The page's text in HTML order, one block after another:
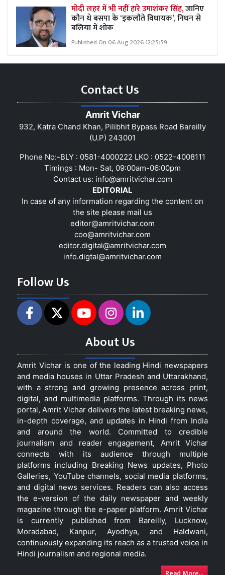
मोदी लहर में भी नहीं हारे उमाशंकर सिंह,जानिए
कौन थे बसपा के ‘इकलौते विधायक’, निधन से
बलिया में शोक
Published On 06 Aug 2026 12:25:59
Contact Us
Amrit Vichar
932, Katra Chand Khan, Pilibhit Bypass Road Bareilly
(U.P) 243001
Phone No:-BLY : 0581-4000222 LKO : 0522-4008111
Timings : Mon- Sat, 09:00am-06:00pm
Contact us: info@amritvichar.com
EDITORIAL
In case of any information regarding the content on
the site please mail us
editor@amritvichar.com
coo@amritvichar.com
editor.digital@amritvichar.com
info.digtal@amritvichar.com
Follow Us
About Us
Amrit Vichar is one of the leading Hindi newspapers
and media houses in Uttar Pradesh and Uttarakhand,
with a strong and growing presence across print,
digital, and multimedia platforms. Through its news
portal, Amrit Vichar delivers the latest breaking news,
in-depth coverage, and updates in Hindi from India
and around the world. Committed to credible
journalism and reader engagement, Amrit Vichar
connects with its audience through multiple
platforms including Breaking News updates, Photo
Galleries, YouTube channels, social media platforms,
and digital news services. Readers can also access
the e-version of the daily newspaper and weekly
magazine through the e-paper platform. Amrit Vichar
is currently published from Bareilly, Lucknow,
Moradabad, Kanpur, Ayodhya, and Haldwani,
continuously expanding its reach as a trusted voice in
Hindi journalism and regional media.